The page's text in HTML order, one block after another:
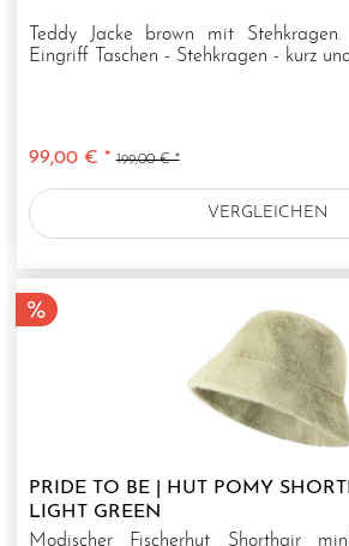
Teddy Jacke brown mit
Eingriff Taschen - Stehkragen - kurz
99,00 € * 199,00 € *
VERGLEICHEN
PRIDE TO BE | HUT POMY
LIGHT GREEN
Modischer Fischerhut Shorthair